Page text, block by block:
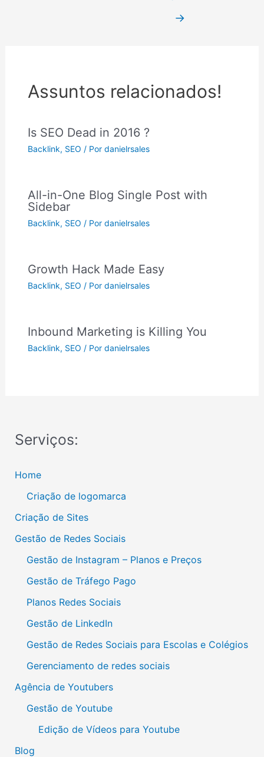
→
Assuntos relacionados!
Is SEO Dead in 2016 ?
Backlink, SEO / Pordanielrsales
All-in-One Blog Single Post with
Sidebar
Backlink, SEO / Pordanielrsales
Growth Hack Made Easy
Backlink, SEO / Pordanielrsales
Inbound Marketing is Killing You
Backlink, SEO / Pordanielrsales
Serviços:
Home
Criação de logomarca
Criação de Sites
Gestão de Redes Sociais
Gestão de Instagram – Planos e Preços
Gestão de Tráfego Pago
Planos Redes Sociais
Gestão de LinkedIn
Gestão de Redes Sociais para Escolas e Colégios
Gerenciamento de redes sociais
Agência de Youtubers
Gestão de Youtube
Edição de Vídeos para Youtube
Blog